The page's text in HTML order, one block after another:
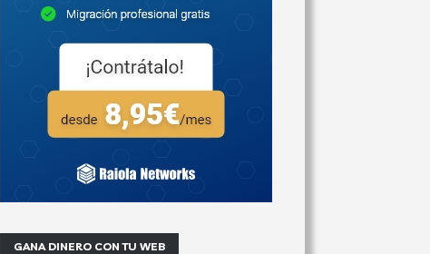
GANA DINERO CON TU WEB